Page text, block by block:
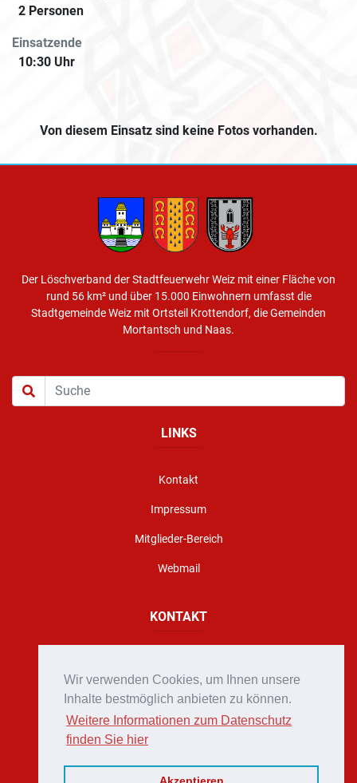
Wir verwenden Cookies, um Ihnen unsere
Inhalte bestmöglich anbieten zu können.
Weitere Informationen zum Datenschutz
finden Sie hier
2 Personen
Einsatzende
10:30 Uhr
Von diesem Einsatz sind keine Fotos vorhanden.
Der Löschverband der Stadtfeuerwehr Weiz mit einer Fläche von
rund 56 km² und über 15.000 Einwohnern umfasst die
Stadtgemeinde Weiz mit Ortsteil Krottendorf, die Gemeinden
Mortantsch und Naas.
LINKS
Kontakt
Impressum
Mitglieder-Bereich
Webmail
KONTAKT
office@stadtfeuerwehr-weiz.at
Notruf 122